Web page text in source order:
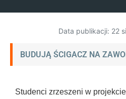
Data publikacji: 22
BUDUJĄ ŚCIGACZ NA
Studenci zrzeszeni w